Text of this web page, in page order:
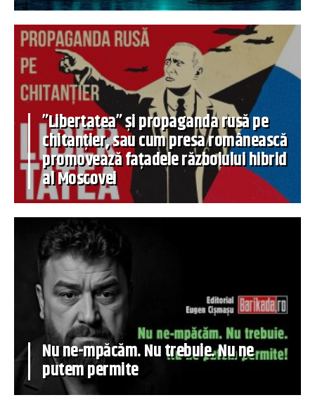
”Libertatea” și propaganda rusă pe
chitanțier, sau cum presa românească
promovează fațadele războiului hibrid
al Moscovei
Nu ne-mpăcăm. Nu trebuie. Nu ne
putem permite